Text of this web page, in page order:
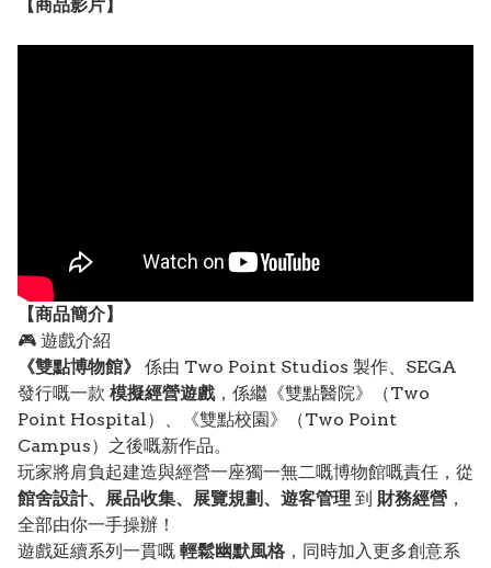
【商品影片】
【商品簡介】
🎮 遊戲介紹
《雙點博物館》
係由 Two Point Studios 製作、SEGA
發行嘅一款 模擬經營遊戲，係繼《雙點醫院》（Two
Point Hospital）、《雙點校園》（Two Point
Campus）之後嘅新作品。
玩家將肩負起建造與經營一座獨一無二嘅博物館嘅責任，從
館舍設計、展品收集、展覽規劃、遊客管理 到 財務經營 ，
全部由你一手操辦！
遊戲延續系列一貫嘅 輕鬆幽默風格 ，同時加入更多創意系